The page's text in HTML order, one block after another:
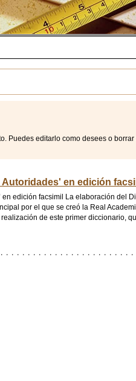
Puedes editarlo como desees o
en edición
en edición facsimil La elaboración del
por el que se creó la Real
de este primer diccionario,